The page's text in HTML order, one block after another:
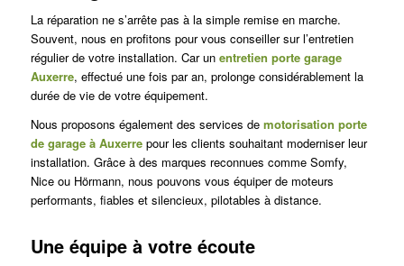
La réparation ne s’arrête pas à la simple remise en marche.
Souvent, nous en profitons pour vous conseiller sur l’entretien
régulier de votre installation. Car un entretien porte garage
Auxerre, effectué une fois par an, prolonge considérablement la
durée de vie de votre équipement.
Nous proposons également des services de motorisation porte
de garage à Auxerrepour les clients souhaitant moderniser leur
installation. Grâce à des marques reconnues comme Somfy,
Nice ou Hörmann, nous pouvons vous équiper de moteurs
performants, fiables et silencieux, pilotables à distance.
Une équipe à votre écoute